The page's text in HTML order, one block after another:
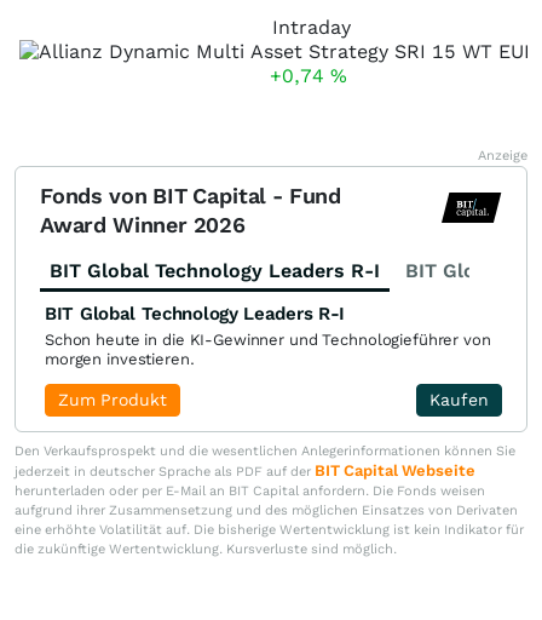
Intraday
+0,74 %
Anzeige
Fonds von BIT Capital - Fund
Award Winner 2026
BIT Global Technology Leaders R-I BIT Global
BIT Global Technology Leaders R-I
Schon heute in die KI-Gewinner und Technologieführer von
morgen investieren.
Kaufen
Zum Produkt
Den Verkaufsprospekt und die wesentlichen Anlegerinformationen können Sie
jederzeit in deutscher Sprache als PDF auf der BIT Capital Webseite
herunterladen oder per E-Mail an BIT Capital anfordern. Die Fonds weisen
aufgrund ihrer Zusammensetzung und des möglichen Einsatzes von Derivaten
eine erhöhte Volatilität auf. Die bisherige Wertentwicklung ist kein Indikator für
die zukünftige Wertentwicklung. Kursverluste sind möglich.